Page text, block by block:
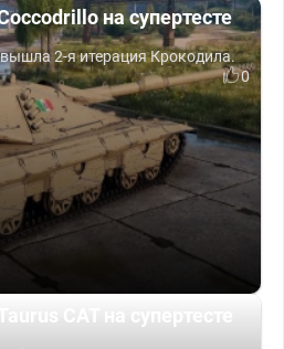
на супертесте
вышла 2-я итерация Крокодила.
0